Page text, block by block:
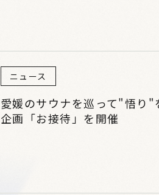
ニュース
愛媛のサウナを巡って"悟り"
企画「お接待」を開催